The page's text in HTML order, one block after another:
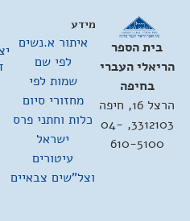
בית הספר
הריאלי העברי
בחיפה
הרצל 16, חיפה
3312103, 04-
610-5100
מידע
איתור א.נשים
לפי שם
שמות לפי
מחזורי סיום
כלות וחתני פרס
ישראל
עיטורים
וצל"שים צבאיים